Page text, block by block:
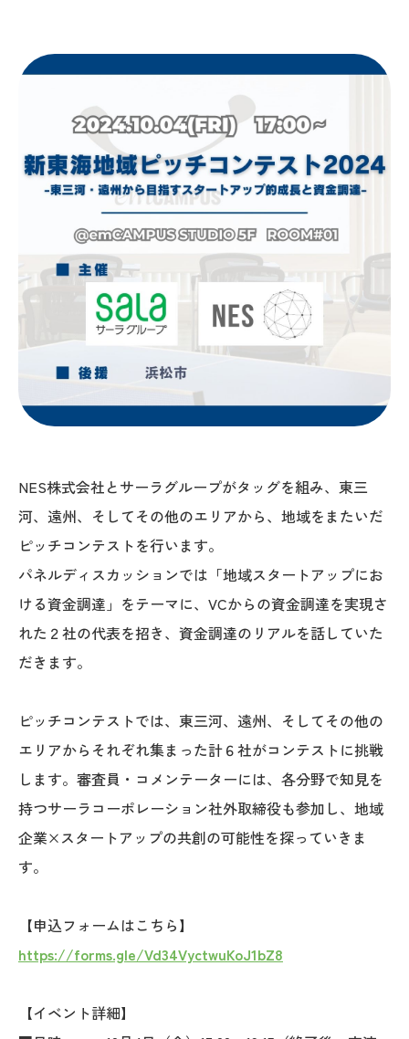
NES株式会社とサーラグループがタッグを組み、東三
河、遠州、そしてその他のエリアから、地域をまたいだ
ピッチコンテストを行います。
パネルディスカッションでは「地域スタートアップにお
ける資金調達」をテーマに、VCからの資金調達を実現さ
れた２社の代表を招き、資金調達のリアルを話していた
だきます。
ピッチコンテストでは、東三河、遠州、そしてその他の
エリアからそれぞれ集まった計６社がコンテストに挑戦
します。審査員・コメンテーターには、各分野で知見を
持つサーラコーポレーション社外取締役も参加し、地域
企業×スタートアップの共創の可能性を探っていきま
す。
【申込フォームはこちら】
https://forms.gle/Vd34VyctwuKoJ1bZ8
【イベント詳細】